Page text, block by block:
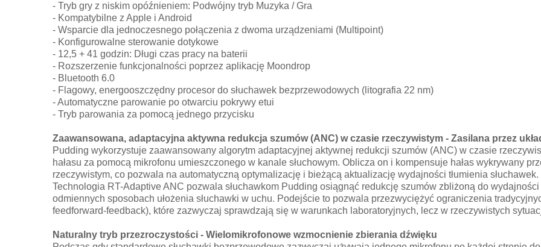
- Tryb gry z niskim opóźnieniem: Podwójny tryb Muzyka / Gra
- Kompatybilne z Apple i Android
- Wsparcie dla jednoczesnego połączenia z dwoma urządzeniami (Multipoint)
- Konfigurowalne sterowanie dotykowe
- 12,5 + 41 godzin: Długi czas pracy na baterii
- Rozszerzenie funkcjonalności poprzez aplikację Moondrop
- Bluetooth 6.0
- Flagowy, energooszczędny procesor do słuchawek bezprzewodowych (litografia 22 nm)
- Automatyczne parowanie po otwarciu pokrywy etui
- Tryb parowania za pomocą jednego przycisku
Zaawansowana, adaptacyjna aktywna redukcja szumów (ANC) w czasie rzeczywistym - Zasilana przez
Pudding wykorzystuje zaawansowany algorytm adaptacyjnej aktywnej redukcji szumów (ANC) w czasie
hałasu za pomocą mikrofonu umieszczonego w kanale słuchowym. Oblicza on i kompensuje hałas wykrywany
rzeczywistym, co pozwala na automatyczną optymalizację i bieżącą aktualizację wydajności tłumienia słuchawek.
Technologia RT-Adaptive ANC pozwala słuchawkom Pudding osiągnąć redukcję szumów zbliżoną do
odmiennych sposobach ułożenia słuchawki w uchu. Podejście to pozwala przezwyciężyć ograniczenia
feedforward-feedback), które zazwyczaj sprawdzają się w warunkach laboratoryjnych, lecz w rzeczywistych
Naturalny tryb przezroczystości - Wielomikrofonowe wzmocnienie zbierania dźwięku